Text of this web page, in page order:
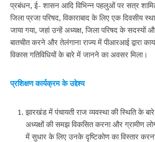
प्रबंधन, ई- शासन आदि विभिन्न पहलुओं पर सत्र
जिला प्रजा परिषद, विकाराबाद के लिए एक दिवसीय
जाया गया, जहां उन्हें अध्यक्ष, जिला परिषद के सदस्यों
बातचीत करने और तेलंगाना राज्य में पीआरआई द्वारा
विकास गतिविधियों के बारे में जानने का अवसर मिला।
प्रशिक्षण कार्यक्रम के उद्देश्य
झारखंड में पंचायती राज व्यवस्था की स्थिति के
अध्यक्षों की समझ विकसित करना और ग्रामीण
में सुधार के लिए उनके दृष्टिकोण का विस्तार